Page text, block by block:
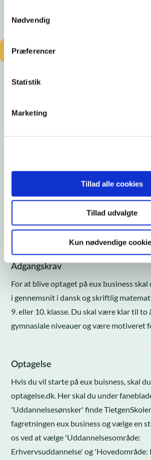
Nødvendig
Præferencer
Statistik
Marketing
Tillad alle cookies
Tillad udvalgte
Kun nødvendige
OPTAGELSE OG ADGANGSKRAV
Sådan starter du på
Adgangskrav
For at blive optaget på eux business
i gennemsnit i dansk og skriftlig
9. eller 10. klasse. Du skal være klar til to
gymnasiale niveauer og være motiveret
Optagelse
Hvis du vil starte på eux buisness, skal
optagelse.dk. Her skal du under
'Uddannelsesønsker' finde
fagretningen eux business og vælge en
os ved at vælge 'Uddannelsesområde:
Erhvervsuddannelse' og 'Hovedområde: